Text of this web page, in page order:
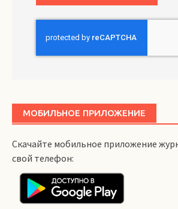
МОБИЛЬНОЕ ПРИЛОЖЕНИЕ
Скачайте мобильное приложение
свой телефон: